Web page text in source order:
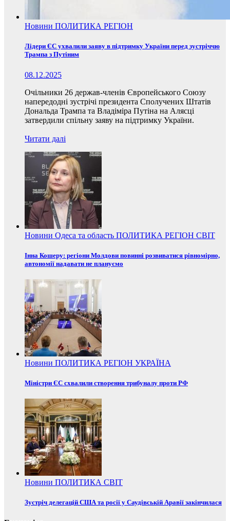
Новини ПОЛИТИКА РЕГІОН
Лідери ЄС ухвалили заяву в підтримку України перед зустріччю
Трампа з Путіним
08.12.2025
Очільники 26 держав-членів Європейського Союзу
напередодні зустрічі президента Сполучених Штатів
Дональда Трампа та Владіміра Путіна на Алясці
затвердили спільну заяву на підтримку України.
Читати далі
Новини Одеса та область ПОЛИТИКА РЕГІОН СВІТ
Інна Кошеру: регіони Молдови повинні розвиватися рівномірно,
автономії надавати не плануємо
Новини ПОЛИТИКА РЕГІОН УКРАЇНА
Міністри ЄС схвалили створення трибуналу проти РФ
Новини ПОЛИТИКА СВІТ
Зустріч делегацій США та росії у Саудівській Аравії закінчилася